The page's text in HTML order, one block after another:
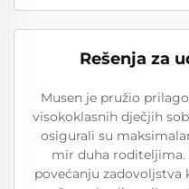
Rešenja za
Musen je pružio
visokoklasnih dječjih
osigurali su
mir duha roditeljima.
povećanju zadovoljstva